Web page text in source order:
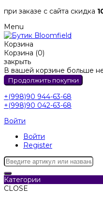
при заказе с сайта скидка
Menu
Корзина
Корзина (0)
закрыть
В вашей корзине больше
Продолжить покупки
+(998)90 944-63-68
+(998)90 042-63-68
Войти
Войти
Register
Категории
CLOSE